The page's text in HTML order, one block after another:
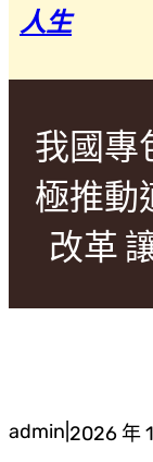
人生
我國專
極推動
改革
admin 2026 年